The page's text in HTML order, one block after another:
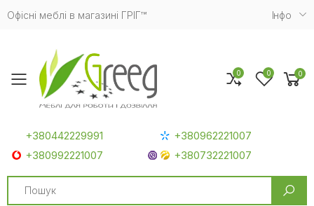
Офісні меблі в магазині ГРІГ™ Iнфо
Toggle mobile menu
+380442229991
+380962221007
+380992221007
+380732221007
Search
0 0 0